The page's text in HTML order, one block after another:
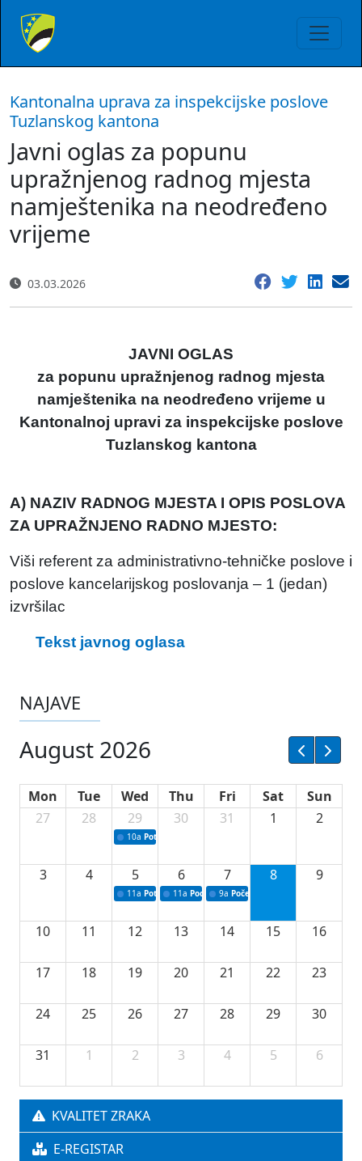
Kantonalna uprava za inspekcijske poslove
Tuzlanskog kantona
Javni oglas za popunu
upražnjenog radnog mjesta
namještenika na neodređeno
vrijeme
03.03.2026
JAVNI OGLAS
za popunu upražnjenog radnog mjesta
namještenika na neodređeno vrijeme u
Kantonalnoj upravi za inspekcijske poslove
Tuzlanskog kantona
A) NAZIV RADNOG MJESTA I OPIS POSLOVA
ZA UPRAŽNJENO RADNO MJESTO:
Viši referent za administrativno-tehničke poslove i
poslove kancelarijskog poslovanja – 1 (jedan)
izvršilac
Tekst javnog oglasa
NAJAVE
August 2026
Mon Tue Wed Thu Fri Sat
Sun
27
28 29
10a Potpisivanje ugovora sa neprofitnim
30 31 1 2
3 4 5
11a Potpisivanje ugovora o stipendijama za
6
11a Podrška razvoju vodne infrastrukture u
7
9a Početak izgradnje nove
8 9
10 11 12 13 14 15 16
17 18 19 20 21 22 23
24 25 26 27 28 29 30
31 1 2 3 4 5 6
KVALITET ZRAKA
E-REGISTAR